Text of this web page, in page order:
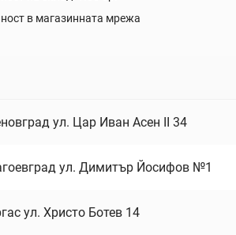
в магазинната мрежа
ул. Цар Иван Асен II 34
ул. Димитър Йосифов №1
ул. Христо Ботев 14